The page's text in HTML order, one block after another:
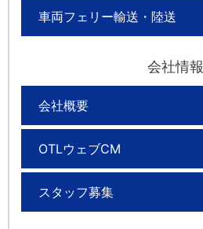
車両フェリー輸送・陸送
会社情報
会社概要
OTLウェブCM
スタッフ募集